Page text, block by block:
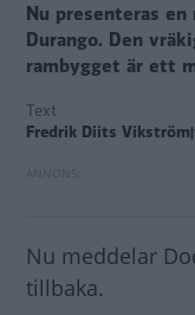
Nu presenteras
Durango. Den
rambygget är ett
Text
Fredrik Diits
Nu meddelar
tillbaka.